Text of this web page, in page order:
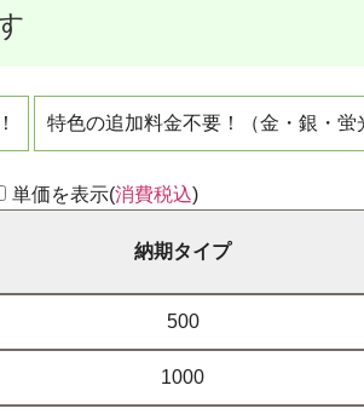
特色の追加料金不要！（金・銀・蛍
単価を表示(消費税込)
納期タイプ
500
1000